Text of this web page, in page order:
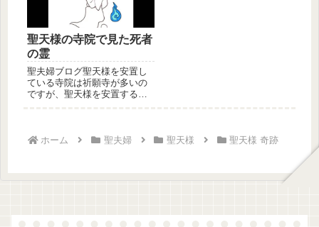
聖天様の寺院で見た死者
の霊
聖夫婦ブログ聖天様を安置し
ている寺院は祈願寺が多いの
ですが、聖天様を安置する供
ホーム 聖夫婦 聖天様 聖天様 奇跡